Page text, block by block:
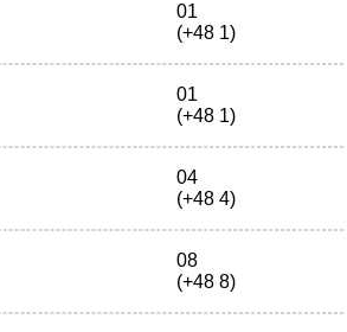
01
(+48 1)
01
(+48 1)
04
(+48 4)
08
(+48 8)